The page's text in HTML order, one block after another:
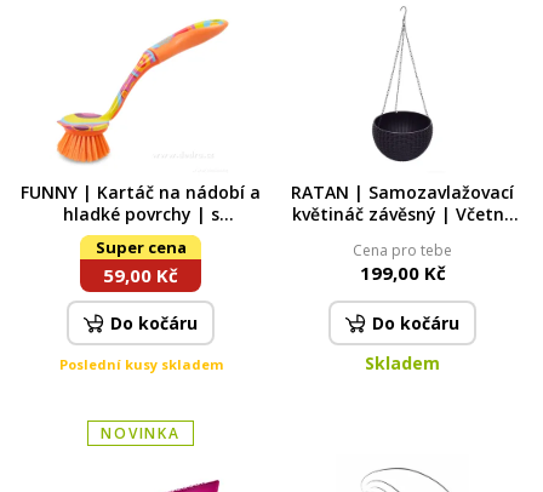
FUNNY | Kartáč na nádobí a
hladké povrchy | s
barevným dekorem | 28 cm
Super cena
59,00 Kč
Do kočáru
Poslední kusy skladem
RATAN | Samozavlažovací
květináč závěsný | Včetně
černý
Cena pro tebe
199,00 Kč
Do kočáru
Skladem
NOVINKA